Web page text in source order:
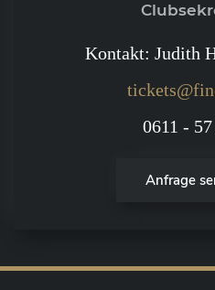
Kontakt: Judith
0611 -
Anfrage